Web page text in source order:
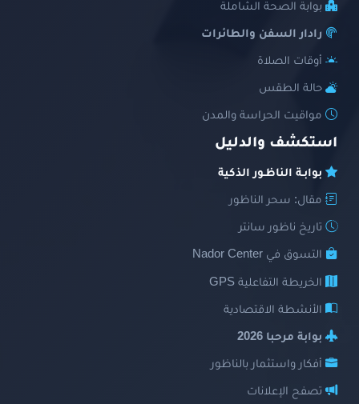
بوابة الصحة الشاملة
رادار السفن والطائرات
أوقات الصلاة
حالة الطقس
مواقيت الحراسة والمدن
استكشف والدليل
بوابـة الناظـور الذكية
مقال: سحر الناظور
تاريخ ناظور سانتر
التسوق في Nador Center
الخريطة التفاعلية GPS
الأنشطة الاقتصادية
بوابة مرحبا 2026
أفكار واستثمار بالناظور
تصفح الإعلانات